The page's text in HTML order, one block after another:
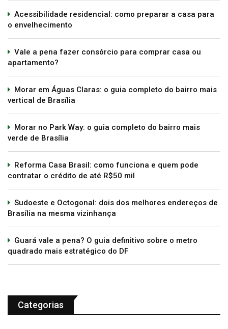
Acessibilidade residencial: como preparar a casa para
o envelhecimento
Vale a pena fazer consórcio para comprar casa ou
apartamento?
Morar em Águas Claras: o guia completo do bairro mais
vertical de Brasília
Morar no Park Way: o guia completo do bairro mais
verde de Brasília
Reforma Casa Brasil: como funciona e quem pode
contratar o crédito de até R$50 mil
Sudoeste e Octogonal: dois dos melhores endereços de
Brasília na mesma vizinhança
Guará vale a pena? O guia definitivo sobre o metro
quadrado mais estratégico do DF
Categorias